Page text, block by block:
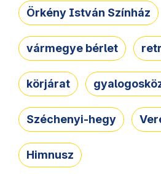
Örkény István Színház
vármegye bérlet
körjárat
Széchenyi-hegy
Himnusz